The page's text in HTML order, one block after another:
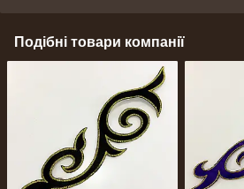
Подібні товари компанії